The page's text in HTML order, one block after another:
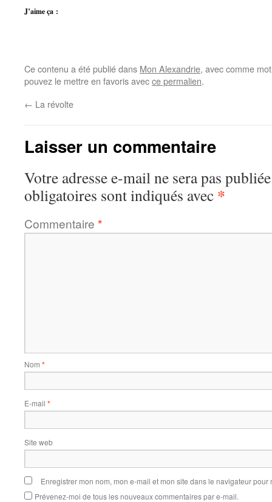
J’aime ça :
Ce contenu a été publié dans Mon Alexandrie, avec comme
pouvez le mettre en favoris avecce permalien.
← La révolte
Laisser un commentaire
Votre adresse e-mail ne sera pas
obligatoires sont indiqués avec *
Commentaire *
Nom *
E-mail *
Site web
Enregistrer mon nom, mon e-mail et mon site dans le navigateur
Prévenez-moi de tous les nouveaux commentaires par e-mail.